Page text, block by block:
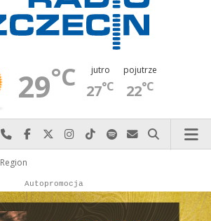
29°C jutro
27°C
pojutrze
22°C
Najlepiej po prostu do nas zadzwoń
Odwiedź nas na Facebook-u
Odwiedź nas na X
Odwiedź nas na Instagram-ie
Odwiedź nas na TikTok-u
Szukaj nas na Spotify
Wyślij do nas
Szukaj
Region
Reklama
Autopromocja